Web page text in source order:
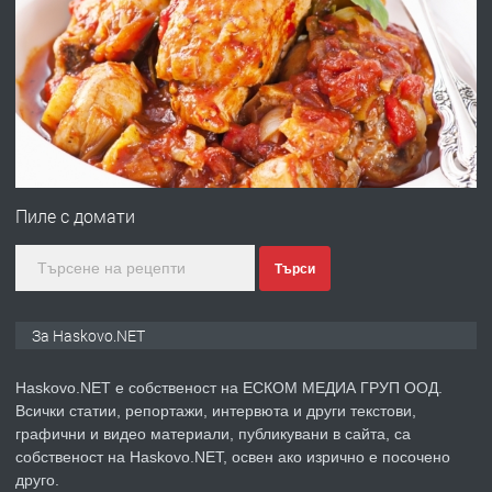
ПРЕДЛАГА
Продавам парцел в гр. Хасково кв.
Хисаря до ток, вода,канализация,
асфалт 0889 537 426
преди 2 дни
СГЛОБЯВАНЕ НА МЕБЕЛИ.
ПРЕДЛАГА
Училищни, гр. Хасково.
преди 2 дни
ПРЕДЛАГА
Пиле с домати
Търси
За Haskovo.NET
Haskovo.NET е собственост на ЕСКОМ МЕДИА ГРУП ООД.
Всички статии, репортажи, интервюта и други текстови,
графични и видео материали, публикувани в сайта, са
собственост на Haskovo.NET, освен ако изрично е посочено
друго.